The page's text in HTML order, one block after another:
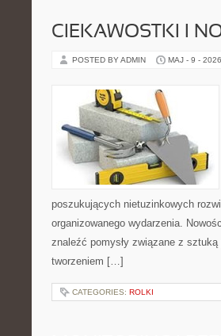
CIEKAWOSTKI I
POSTED BY ADMIN MAJ - 9 - 2026
poszukujących nietuzinkowych
organizowanego wydarzenia.
znaleźć pomysły związane z
tworzeniem […]
CATEGORIES: ROLKI